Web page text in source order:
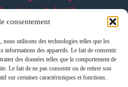
consentement
utilisons des technologies telles que les
informations des appareils. Le fait de consentir
des données telles que le comportement de
Le fait de ne pas consentir ou de retirer son
sur certaines caractéristiques et fonctions.
| Industriële
| Professionele
| Professionele
Professionele
| Professionele
| Leningverzekering